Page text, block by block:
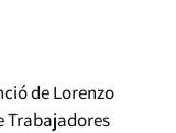
de Lorenzo
Trabajadores